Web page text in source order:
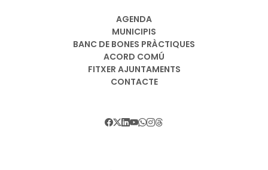
AGENDA
MUNICIPIS
BANC DE BONES PRÀCTIQUES
ACORD COMÚ
FITXER AJUNTAMENTS
CONTACTE